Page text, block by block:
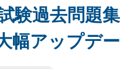
験過去問題
幅アップデ